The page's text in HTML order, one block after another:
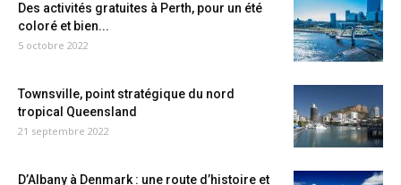
Des activités gratuites à Perth, pour un été
coloré et bien...
5 octobre 2022
Townsville, point stratégique du nord
tropical Queensland
21 septembre 2022
D’Albany à Denmark : une route d’histoire et